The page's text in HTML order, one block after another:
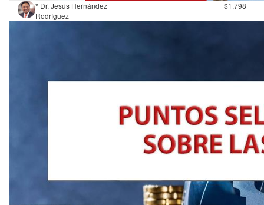
* Dr. Jesús Hernández
Rodríguez
$1,798